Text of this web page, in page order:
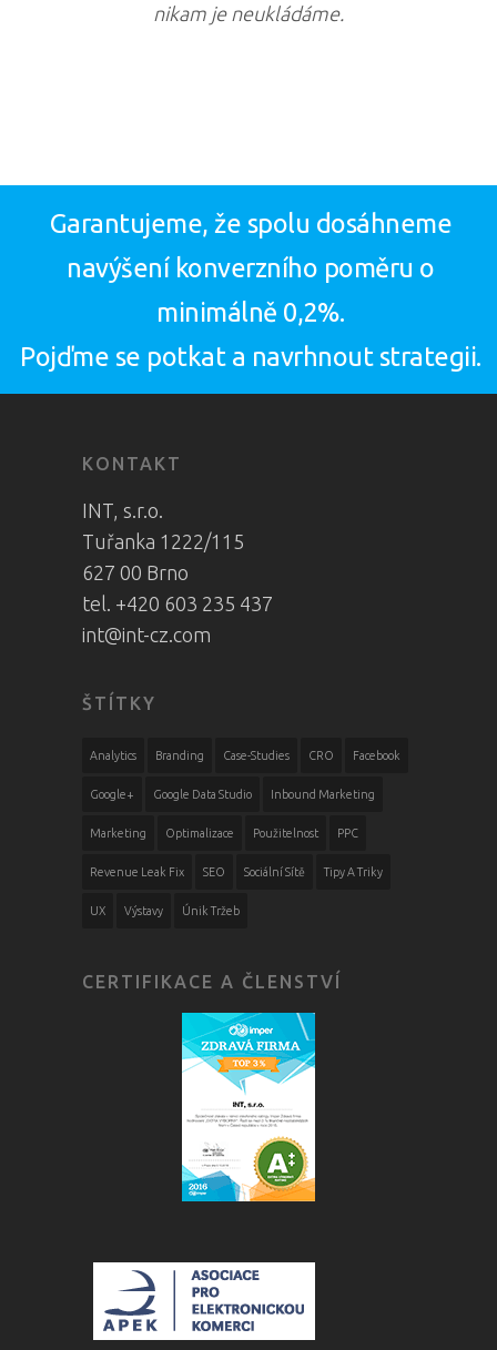
nikam je neukládáme.
Garantujeme, že spolu dosáhneme
navýšení konverzního poměru o
minimálně 0,2%.
Pojďme se potkat a navrhnout strategii.
KONTAKT
INT, s.r.o.
Tuřanka 1222/115
627 00 Brno
tel. +420 603 235 437
int@int-cz.com
ŠTÍTKY
Analytics Branding Case-Studies CRO Facebook
Google+ Google Data Studio Inbound Marketing
Marketing Optimalizace Použitelnost PPC
Revenue Leak Fix SEO Sociální Sítě Tipy A Triky
UX Výstavy Únik Tržeb
CERTIFIKACE A ČLENSTVÍ